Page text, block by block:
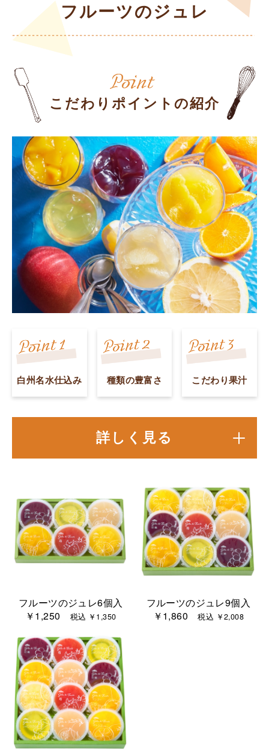
フルーツのジュレ
こだわりポイントの紹介
白州名水仕込み 種類の豊富さ こだわり果汁
詳しく見る
フルーツのジュレ6個入
￥1,250
税込 ￥1,350
フルーツのジュレ9個入
￥1,860税込 ￥2,008